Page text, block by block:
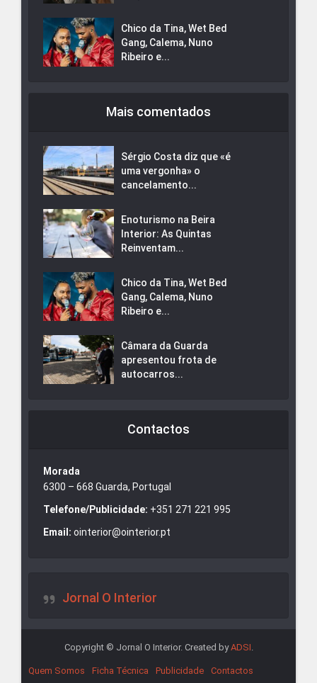
Chico da Tina, Wet Bed
Gang, Calema, Nuno
Ribeiro e...
Mais comentados
Sérgio Costa diz que «é
uma vergonha» o
cancelamento...
Enoturismo na Beira
Interior: As Quintas
Reinventam...
Chico da Tina, Wet Bed
Gang, Calema, Nuno
Ribeiro e...
Câmara da Guarda
apresentou frota de
autocarros...
Contactos
Morada
6300 – 668 Guarda, Portugal
Telefone/Publicidade: +351 271 221 995
Email: ointerior@ointerior.pt
Jornal O Interior
Copyright © Jornal O Interior. Created byADSI
Quem Somos Ficha Técnica Publicidade
Contactos